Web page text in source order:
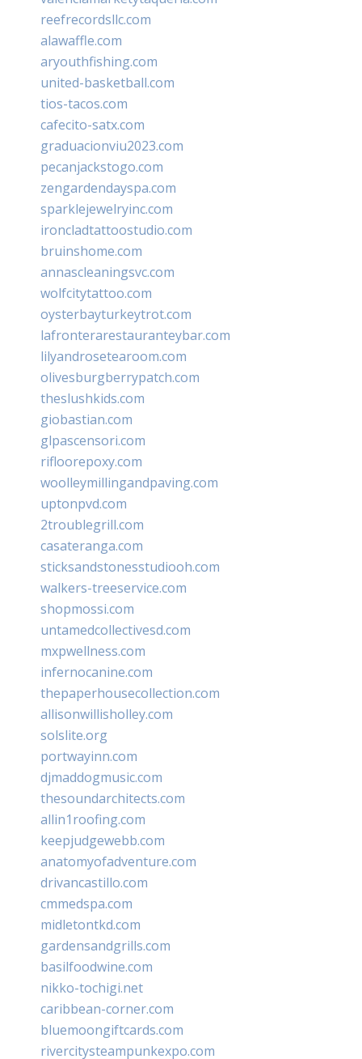
reefrecordsllc.com
alawaffle.com
aryouthfishing.com
united-basketball.com
tios-tacos.com
cafecito-satx.com
graduacionviu2023.com
pecanjackstogo.com
zengardendayspa.com
sparklejewelryinc.com
ironcladtattoostudio.com
bruinshome.com
annascleaningsvc.com
wolfcitytattoo.com
oysterbayturkeytrot.com
lafronterarestauranteybar.com
lilyandrosetearoom.com
olivesburgberrypatch.com
theslushkids.com
giobastian.com
glpascensori.com
rifloorepoxy.com
woolleymillingandpaving.com
uptonpvd.com
2troublegrill.com
casateranga.com
sticksandstonesstudiooh.com
walkers-treeservice.com
shopmossi.com
untamedcollectivesd.com
mxpwellness.com
infernocanine.com
thepaperhousecollection.com
allisonwillisholley.com
solslite.org
portwayinn.com
djmaddogmusic.com
thesoundarchitects.com
allin1roofing.com
keepjudgewebb.com
anatomyofadventure.com
drivancastillo.com
cmmedspa.com
midletontkd.com
gardensandgrills.com
basilfoodwine.com
nikko-tochigi.net
caribbean-corner.com
bluemoongiftcards.com
rivercitysteampunkexpo.com